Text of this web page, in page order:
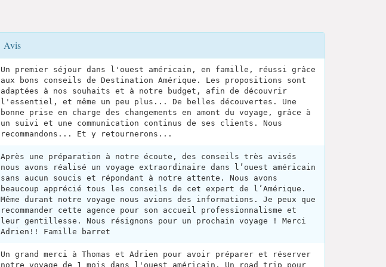
Avis
Un premier séjour dans l'ouest américain, en famille, réussi grâce
aux bons conseils de Destination Amérique. Les propositions sont
adaptées à nos souhaits et à notre budget, afin de découvrir
l'essentiel, et même un peu plus... De belles découvertes. Une
bonne prise en charge des changements en amont du voyage, grâce à
un suivi et une communication continus de ses clients. Nous
recommandons... Et y retournerons...
Après une préparation à notre écoute, des conseils très avisés
nous avons réalisé un voyage extraordinaire dans l’ouest américain
sans aucun soucis et répondant à notre attente. Nous avons
beaucoup apprécié tous les conseils de cet expert de l’Amérique.
Même durant notre voyage nous avions des informations. Je peux que
recommander cette agence pour son accueil professionnalisme et
leur gentillesse. Nous résignons pour un prochain voyage ! Merci
Adrien!! Famille barret
Un grand merci à Thomas et Adrien pour avoir préparer et réserver
notre voyage de 1 mois dans l'ouest américain. Un road trip pour